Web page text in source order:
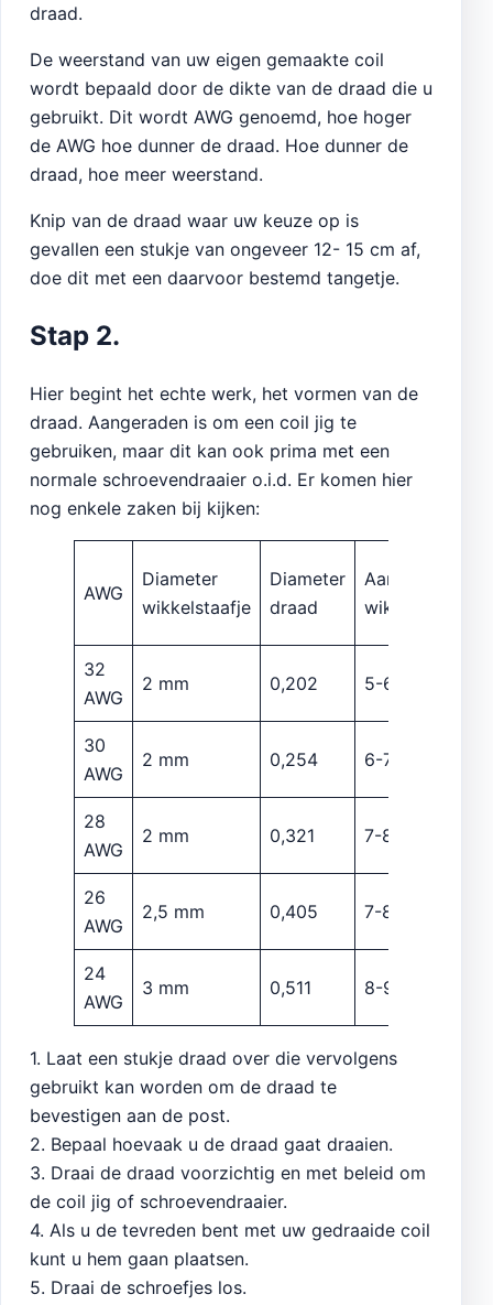
draad.
De weerstand van uw eigen gemaakte coil
wordt bepaald door de dikte van de draad die u
gebruikt. Dit wordt AWG genoemd, hoe hoger
de AWG hoe dunner de draad. Hoe dunner de
draad, hoe meer weerstand.
Knip van de draad waar uw keuze op is
gevallen een stukje van ongeveer 12- 15 cm af,
doe dit met een daarvoor bestemd tangetje.
Stap 2.
Hier begint het echte werk, het vormen van de
draad. Aangeraden is om een coil jig te
gebruiken, maar dit kan ook prima met een
normale schroevendraaier o.i.d. Er komen hier
nog enkele zaken bij kijken:
AWG
Diameter
wikkelstaafje
Diameter
draad
Aantal
wikkelingen
32
AWG
2 mm 0,202 5-6
30
AWG
2 mm 0,254 6-7
28
AWG
2 mm 0,321 7-8
26
AWG
2,5 mm 0,405 7-8
24
AWG
3 mm 0,511 8-9
1. Laat een stukje draad over die vervolgens
gebruikt kan worden om de draad te
bevestigen aan de post.
2. Bepaal hoevaak u de draad gaat draaien.
3. Draai de draad voorzichtig en met beleid om
de coil jig of schroevendraaier.
4. Als u de tevreden bent met uw gedraaide coil
kunt u hem gaan plaatsen.
5. Draai de schroefjes los.